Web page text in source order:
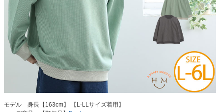
モデル 身長【163cm】 【L-LLサイズ着用】